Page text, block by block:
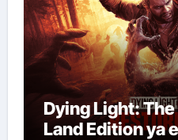
Dying Light:
Land Edition ya